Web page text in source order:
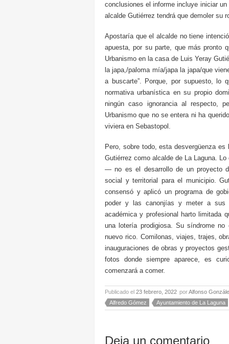
conclusiones el informe incluye iniciar
alcalde Gutiérrez tendrá que demoler su
Apostaría que el alcalde no tiene
apuesta, por su parte, que más pronto
Urbanismo en la casa de Luis Yeray
la japa,/paloma mía/japa la japa/que
a buscarte”. Porque, por supuesto,
normativa urbanística en su propio
ningún caso ignorancia al respecto,
Urbanismo que no se entera ni ha
viviera en Sebastopol.
Pero, sobre todo, esta desvergüenza
Gutiérrez como alcalde de La Laguna.
— no es el desarrollo de un proyecto
social y territorial para el municipio.
consensó y aplicó un programa de
poder y las canonjías y meter a sus
académica y profesional harto limitada
una lotería prodigiosa. Su síndrome
nuevo rico. Comilonas, viajes, trajes,
inauguraciones de obras y proyectos
fotos donde siempre aparece, es
comenzará a comer.
Publicado el 23 febrero, 2022 porAlfonso
Alfredo Gómez
Ayuntamiento de La Laguna
Deja un comentario